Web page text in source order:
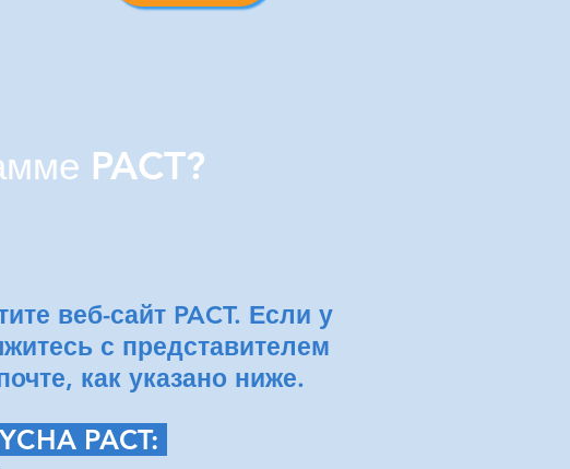
PACT?
веб-сайт PACT. Если у
с представителем
как указано ниже.
PACT: